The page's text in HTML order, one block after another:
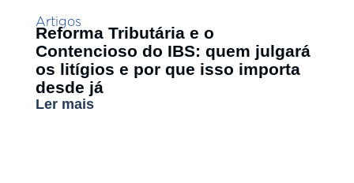
Artigos
Reforma Tributária e o
Contencioso do IBS: quem julgará
os litígios e por que isso importa
desde já
Ler mais